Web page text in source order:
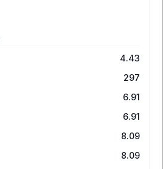
4.43
297
6.91
6.91
8.09
8.09